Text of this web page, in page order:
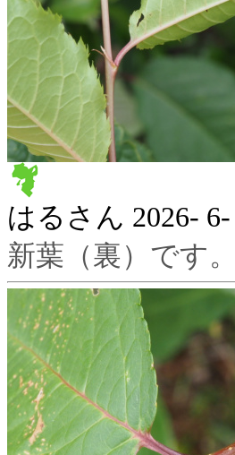
はるさん 2026-
新葉（裏）です。